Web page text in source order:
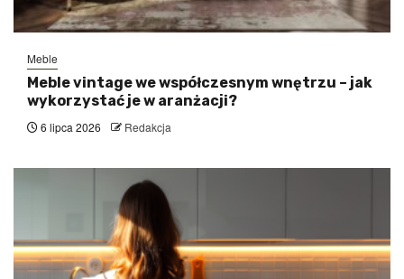
Meble
Meble vintage we współczesnym wnętrzu – jak
wykorzystać je w aranżacji?
6 lipca 2026 Redakcja